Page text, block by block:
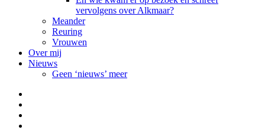
vervolgens over Alkmaar?
Meander
Reuring
Vrouwen
Over mij
Nieuws
Geen ‘nieuws’ meer